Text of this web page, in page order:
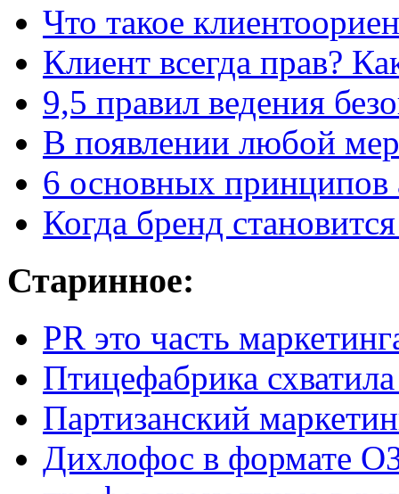
Что такое
Клиент всегда прав?
9,5 правил ведения
В появлении любой
6 основных принципов
Когда бренд
Старинное:
PR это часть
Птицефабрика
Партизанский
Дихлофос в формате